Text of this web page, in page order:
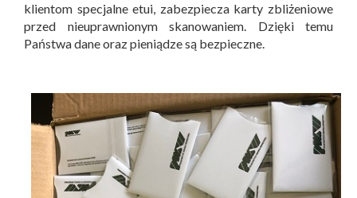
klientom specjalne etui, zabezpiecza karty zbliżeniowe
przed nieuprawnionym skanowaniem. Dzięki temu
Państwa dane oraz pieniądze są bezpieczne.